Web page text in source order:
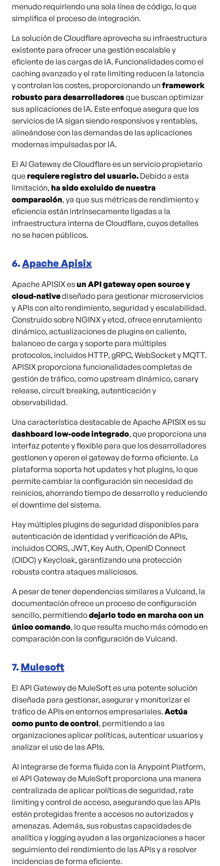
menudo requiriendo una sola línea de código, lo que
simplifica el proceso de integración.
La solución de Cloudflare aprovecha su infraestructura
existente para ofrecer una gestión escalable y
eficiente de las cargas de IA. Funcionalidades como el
caching avanzado y el rate limiting reducen la latencia
y controlan los costes, proporcionando un framework
robusto para desarrolladoresque buscan optimizar
sus aplicaciones de IA. Este enfoque asegura que los
servicios de IA sigan siendo responsivos y rentables,
alineándose con las demandas de las aplicaciones
modernas impulsadas por IA.
El AI Gateway de Cloudflare es un servicio propietario
querequiere registro del usuario. Debido a esta
limitación, ha sido excluido de nuestra
comparación, ya que sus métricas de rendimiento y
eficiencia están intrínsecamente ligadas a la
infraestructura interna de Cloudflare, cuyos detalles
no se hacen públicos.
6.Apache Apisix
Apache APISIX esun API gateway open source y
cloud-nativediseñado para gestionar microservicios
y APIs con alto rendimiento, seguridad y escalabilidad.
Construido sobre NGINX y etcd, ofrece enrutamiento
dinámico, actualizaciones de plugins en caliente,
balanceo de carga y soporte para múltiples
protocolos, incluidos HTTP, gRPC, WebSocket y MQTT.
APISIX proporciona funcionalidades completas de
gestión de tráfico, como upstream dinámico, canary
release, circuit breaking, autenticación y
observabilidad.
Una característica destacable de Apache APISIX es su
dashboard low-code integrado, que proporciona una
interfaz potente y flexible para que los desarrolladores
gestionen y operen el gateway de forma eficiente. La
plataforma soporta hot updates y hot plugins, lo que
permite cambiar la configuración sin necesidad de
reinicios, ahorrando tiempo de desarrollo y reduciendo
el downtime del sistema.
Hay múltiples plugins de seguridad disponibles para
autenticación de identidad y verificación de APIs,
incluidos CORS, JWT, Key Auth, OpenID Connect
(OIDC) y Keycloak, garantizando una protección
robusta contra ataques maliciosos.
A pesar de tener dependencias similares a Vulcand, la
documentación ofrece un proceso de configuración
sencillo, permitiendodejarlo todo en marcha con un
único comando, lo que resulta mucho más cómodo en
comparación con la configuración de Vulcand.
7. Mulesoft
El API Gateway de MuleSoft es una potente solución
diseñada para gestionar, asegurar y monitorizar el
tráfico de APIs en entornos empresariales. Actúa
como punto de control, permitiendo a las
organizaciones aplicar políticas, autenticar usuarios y
analizar el uso de las APIs.
Al integrarse de forma fluida con la Anypoint Platform,
el API Gateway de MuleSoft proporciona una manera
centralizada de aplicar políticas de seguridad, rate
limiting y control de acceso, asegurando que las APIs
estén protegidas frente a accesos no autorizados y
amenazas. Además, sus robustas capacidades de
analítica y logging ayudan a las organizaciones a hacer
seguimiento del rendimiento de las APIs y a resolver
incidencias de forma eficiente.